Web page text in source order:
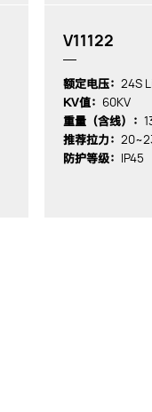
V11122
额定电压： 24S
KV值： 60KV
重量（含线）：
推荐拉力：
防护等级： IP45